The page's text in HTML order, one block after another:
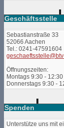
Geschäftsstelle
Sebastianstraße 33
52066 Aachen
Tel.: 0241-47591604
Öffnungszeiten:
Montags 9:30 - 12:30
Donnerstags 9:30 -
Spenden
Unterstütze uns mit